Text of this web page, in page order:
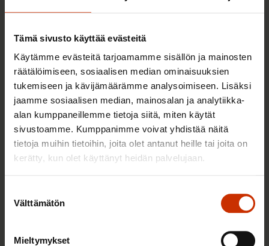
Tämä sivusto käyttää evästeitä
Käytämme evästeitä tarjoamamme sisällön ja mainosten
räätälöimiseen, sosiaalisen median ominaisuuksien
tukemiseen ja kävijämäärämme analysoimiseen. Lisäksi
jaamme sosiaalisen median, mainosalan ja analytiikka-
alan kumppaneillemme tietoja siitä, miten käytät
sivustoamme. Kumppanimme voivat yhdistää näitä
tietoja muihin tietoihin, joita olet antanut heille tai joita on
kerätty, kun olet käyttänyt heidän palvelujaan.
valinta
Välttämätön
Mieltymykset
2.6.2026 11:00
TERVE JA HYVÄ TYÖELÄMÄ